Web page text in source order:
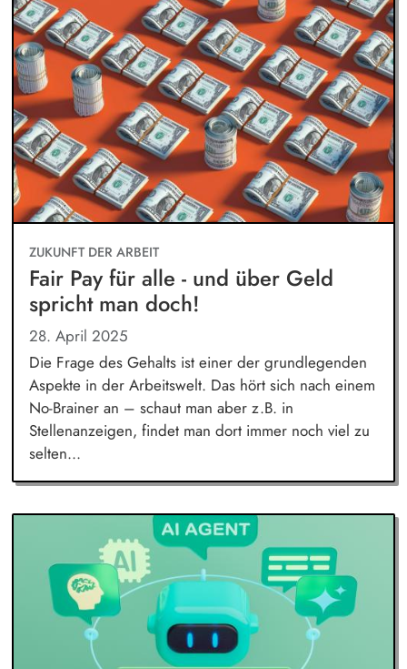
ZUKUNFT DER ARBEIT
Fair Pay für alle - und über Geld
spricht man doch!
28. April 2025
Die Frage des Gehalts ist einer der grundlegenden
Aspekte in der Arbeitswelt. Das hört sich nach einem
No-Brainer an – schaut man aber z.B. in
Stellenanzeigen, findet man dort immer noch viel zu
selten...